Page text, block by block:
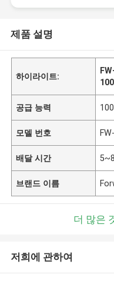
제품 설명
하이라이트:
공급 능력
모델 번호
배달 시간
브랜드 이름
더 많은
저희에 관하여